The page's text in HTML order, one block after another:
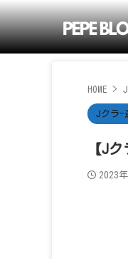
HOME >
Jクラ-
【J
2023